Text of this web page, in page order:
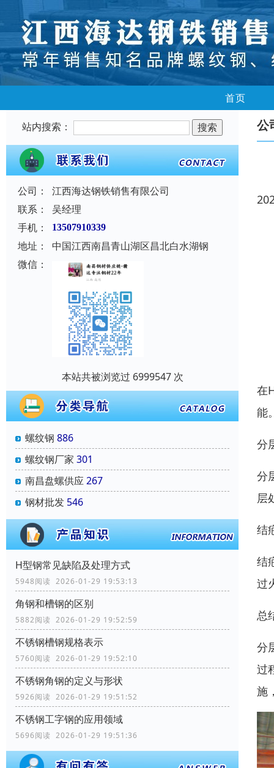
首页
站内搜索：
公司：
江西海达钢铁销售有限公司
联系：
吴经理
手机：
13507910339
地址：
中国江西南昌青山湖区昌北白水湖钢
微信：
本站共被浏览过 6999547 次
螺纹钢 886
螺纹钢厂家 301
南昌盘螺供应267
钢材批发 546
H型钢常见缺陷及处理方式
5948阅读 2026-01-29 19:53:13
角钢和槽钢的区别
5882阅读 2026-01-29 19:52:59
不锈钢槽钢规格表示
5760阅读 2026-01-29 19:52:10
不锈钢角钢的定义与形状
5926阅读 2026-01-29 19:51:52
不锈钢工字钢的应用领域
5696阅读 2026-01-29 19:51:36
公
在
能
分
分
层
结
结
过
总
分
过
施